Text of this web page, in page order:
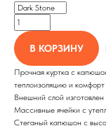
В КОРЗИНУ
Прочная куртка с
теплоизоляцию и
Внешний слой
Массивные ячейки с
Стеганый капюшон с
Экипировка
Мужская экипировка
Женская экипировка
Детская экипировка
Очки